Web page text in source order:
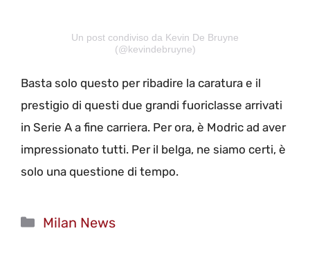
Un post condiviso da Kevin De Bruyne
(@kevindebruyne)
Basta solo questo per ribadire la caratura e il
prestigio di questi due grandi fuoriclasse arrivati
in Serie A a fine carriera. Per ora, è Modric ad aver
impressionato tutti. Per il belga, ne siamo certi, è
solo una questione di tempo.
Categorie
Milan News